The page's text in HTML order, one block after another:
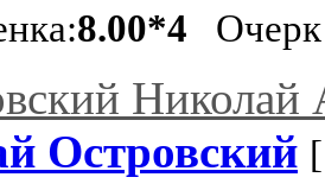
8.00*4
Николай
Островский